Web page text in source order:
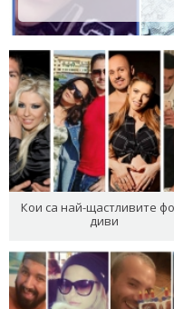
Кои са най-щастливите
диви